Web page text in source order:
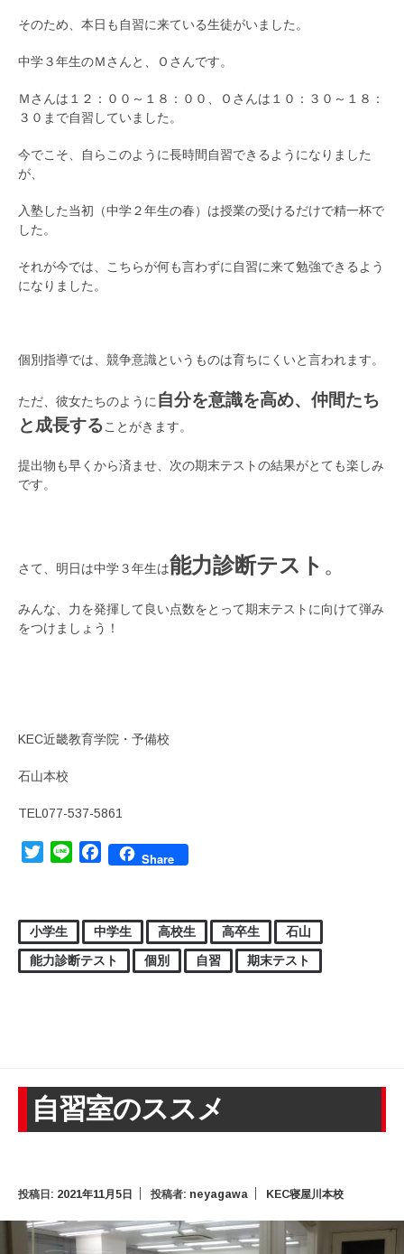
そのため、本日も自習に来ている生徒がいました。
中学３年生のＭさんと、Ｏさんです。
Ｍさんは１２：００～１８：００、Ｏさんは１０：３０～１８：
３０まで自習していました。
今でこそ、自らこのように長時間自習できるようになりました
が、
入塾した当初（中学２年生の春）は授業の受けるだけで精一杯で
した。
それが今では、こちらが何も言わずに自習に来て勉強できるよう
になりました。
個別指導では、競争意識というものは育ちにくいと言われます。
ただ、彼女たちのように 自分を意識を高め、仲間たち
と成長することがきます。
提出物も早くから済ませ、次の期末テストの結果がとても楽しみ
です。
さて、明日は中学３年生は能力診断テスト 。
みんな、力を発揮して良い点数をとって期末テストに向けて弾み
をつけましょう！
KEC近畿教育学院・予備校
石山本校
TEL077-537-5861
TwitterLine FacebookShare
小学生 中学生 高校生 高卒生
石山
能力診断テスト
個別 自習 期末テスト
自習室のススメ
投稿日: 2021年11月5日 投稿者: neyagawa KEC寝屋川本校